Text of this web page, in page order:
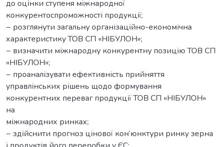
до оцінки ступеня міжнародної
конкурентоспроможності продукції;
− розглянути загальну організаційно-економічна
характеристику ТОВ СП «НІБУЛОН»;
− визначити міжнародну конкурентну позицію ТОВ СП
«НІБУЛОН»;
− проаналізувати ефективність прийняття
управлінських рішень щодо формування
конкурентних переваг продукції ТОВ СП «НІБУЛОН»
на
міжнародних ринках;
− здійснити прогноз цінової кон’юнктури ринку зерна